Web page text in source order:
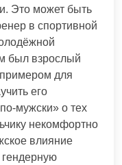
Это может быть
в спортивной
был взрослый
для
его
мужски» о тех
некомфортно
влияние
гендерную